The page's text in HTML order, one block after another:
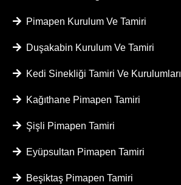
Pimapen Kurulum Ve Tamiri
Duşakabin Kurulum Ve Tamiri
Kedi Sinekliği Tamiri Ve Kurulumları
Kağıthane Pimapen Tamiri
Şişli Pimapen Tamiri
Eyüpsultan Pimapen Tamiri
Beşiktaş Pimapen Tamiri